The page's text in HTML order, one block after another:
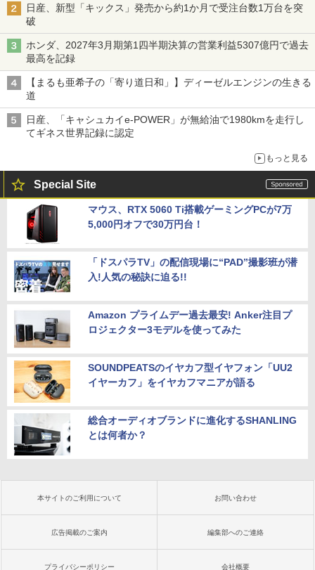
日産、新型「キックス」発売から約1か月で受注台数1万台を突
破
ホンダ、2027年3月期第1四半期決算の営業利益5307億円で過去
最高を記録
【まるも亜希子の「寄り道日和」】ディーゼルエンジンの生きる
道
日産、「キャシュカイe-POWER」が無給油で1980kmを走行し
てギネス世界記録に認定
もっと見る
Special Site
マウス、RTX 5060 Ti搭載ゲーミングPCが7万
5,000円オフで30万円台！
「ドスパラTV」の配信現場に“PAD”撮影班が潜
入!人気の秘訣に迫る!!
Amazon プライムデー過去最安! Anker注目プ
ロジェクター3モデルを使ってみた
SOUNDPEATSのイヤカフ型イヤフォン「UU2
イヤーカフ」をイヤカフマニアが語る
総合オーディオブランドに進化するSHANLING
とは何者か？
本サイトのご利用について お問い合わせ
広告掲載のご案内 編集部へのご連絡
プライバシーポリシー 会社概要